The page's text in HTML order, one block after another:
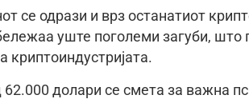
се одрази и врз останатиот
уште поголеми загуби,
криптоиндустријата.
62.000 долари се смета за важна